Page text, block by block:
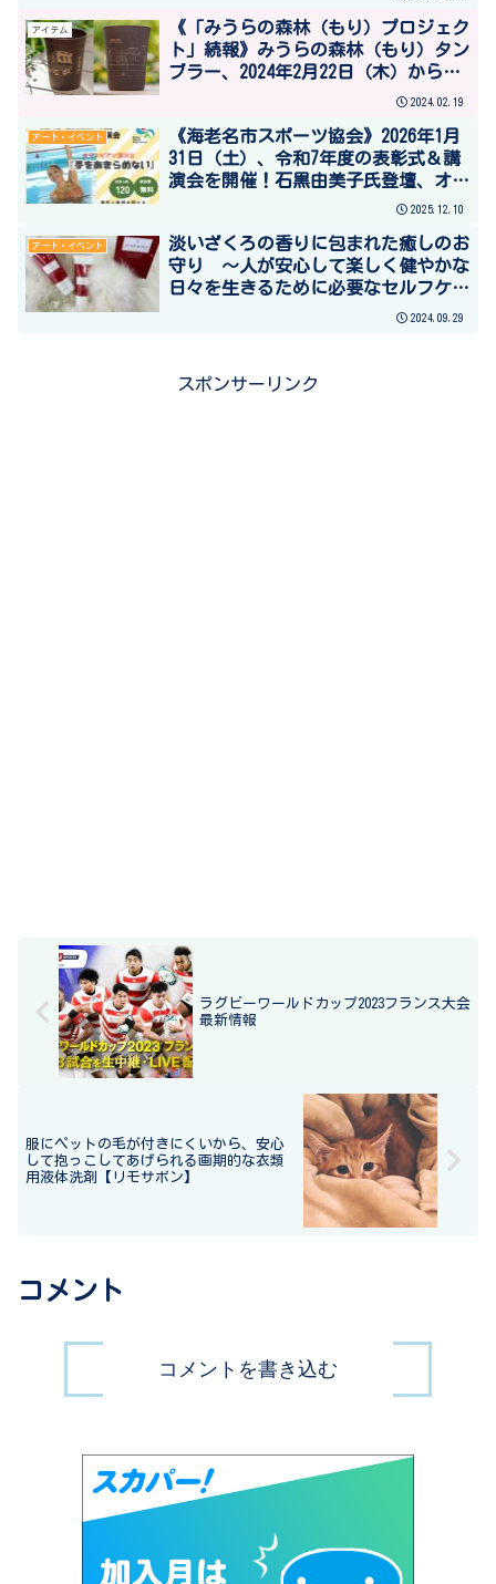
アイテム
《「みうらの森林（もり）プロジェク
ト」続報》みうらの森林（もり）タン
ブラー、2024年2月22日（木）から発
2024.02.19
アート・イベント
《海老名市スポーツ協会》2026年1月
31日（土）、令和7年度の表彰式＆講
演会を開催！石黒由美子氏登壇、オリ
ンピアン講演会「夢をあきらめな2025.12.10
アート・イベント
淡いざくろの香りに包まれた癒しのお
守り ～人が安心して楽しく健やかな
日々を生きるために必要なセルフケア
とコミュニケーションツール・2024.09.29
スポンサーリンク
ラグビーワールドカップ2023フランス大会
最新情報
服にペットの毛が付きにくいから、安心
して抱っこしてあげられる画期的な衣類
用液体洗剤【リモサボン】
コメント
コメントを書き込む